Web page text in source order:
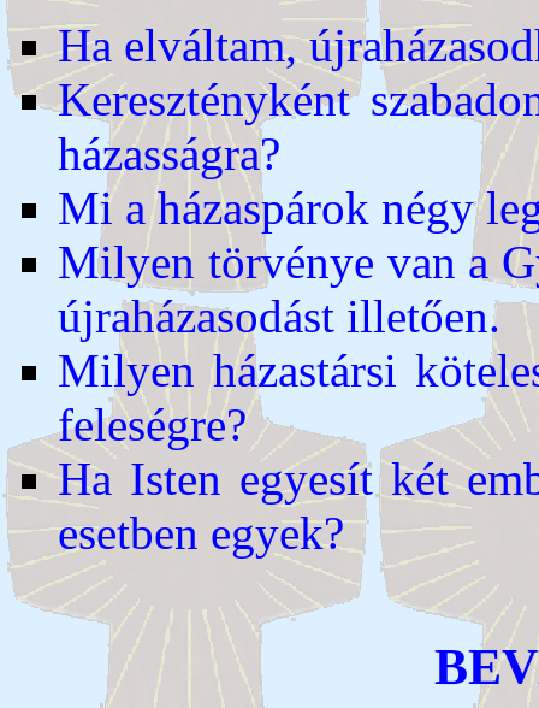
Ha elváltam,
Keresztényként
házasságra?
Mi a házaspárok négy
Milyen törvénye van a
újraházasodást illetően.
Milyen házastársi
feleségre?
Ha Isten egyesít két
esetben egyek?